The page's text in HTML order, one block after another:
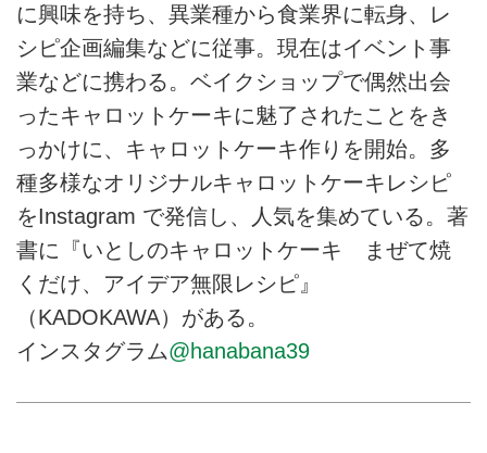
に興味を持ち、異業種から食業界に転身、レ
シピ企画編集などに従事。現在はイベント事
業などに携わる。ベイクショップで偶然出会
ったキャロットケーキに魅了されたことをき
っかけに、キャロットケーキ作りを開始。多
種多様なオリジナルキャロットケーキレシピ
をInstagram で発信し、人気を集めている。著
書に『いとしのキャロットケーキ まぜて焼
くだけ、アイデア無限レシピ』
（KADOKAWA）がある。
インスタグラム@hanabana39